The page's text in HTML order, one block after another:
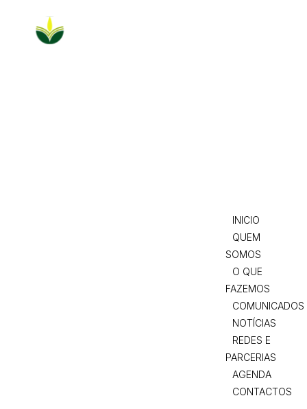
INICIO
QUEM
SOMOS
O QUE
FAZEMOS
COMUNICADOS
NOTÍCIAS
REDES E
PARCERIAS
AGENDA
CONTACTOS